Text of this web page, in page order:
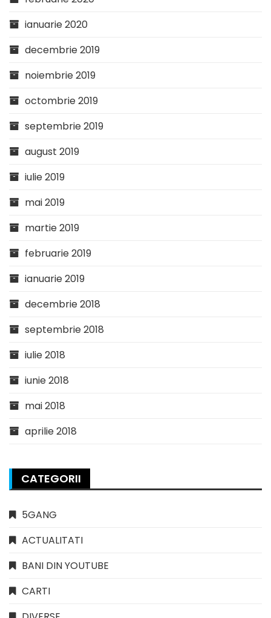
ianuarie 2020
decembrie 2019
noiembrie 2019
octombrie 2019
septembrie 2019
august 2019
iulie 2019
mai 2019
martie 2019
februarie 2019
ianuarie 2019
decembrie 2018
septembrie 2018
iulie 2018
iunie 2018
mai 2018
aprilie 2018
CATEGORII
5GANG
ACTUALITATI
BANI DIN YOUTUBE
CARTI